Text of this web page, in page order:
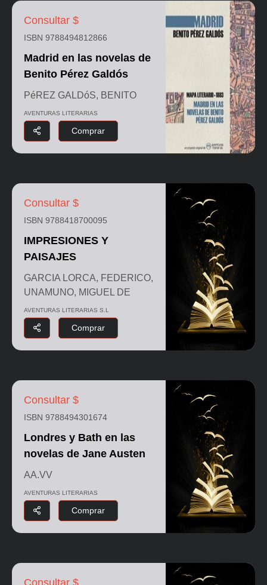
Consultar $
ISBN 9788494812866
Madrid en las novelas de
Benito Pérez Galdós
PéREZ GALDóS, BENITO
AVENTURAS LITERARIAS
Comprar
Consultar $
ISBN 9788418700095
IMPRESIONES Y
PAISAJES
GARCIA LORCA, FEDERICO,
UNAMUNO, MIGUEL DE
AVENTURAS LITERARIAS S.L
Comprar
Consultar $
ISBN 9788494301674
Londres y Bath en las
novelas de Jane Austen
AA.VV
AVENTURAS LITERARIAS
Comprar